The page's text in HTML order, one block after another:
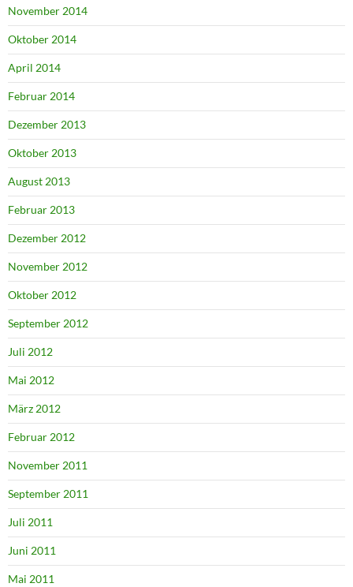
November 2014
Oktober 2014
April 2014
Februar 2014
Dezember 2013
Oktober 2013
August 2013
Februar 2013
Dezember 2012
November 2012
Oktober 2012
September 2012
Juli 2012
Mai 2012
März 2012
Februar 2012
November 2011
September 2011
Juli 2011
Juni 2011
Mai 2011